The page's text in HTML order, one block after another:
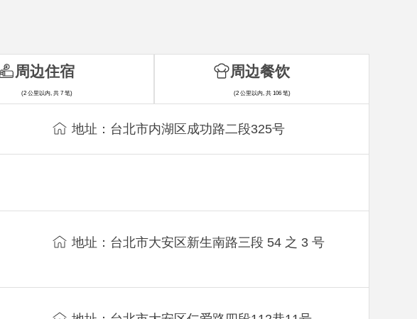
地址：台北市内湖区成功路二段325号
地址：台北市大安区新生南路三段 54 之 3 号
周边住宿
(2 公里以内, 共 7 笔)
周边餐饮
(2 公里以内, 共 106 笔)